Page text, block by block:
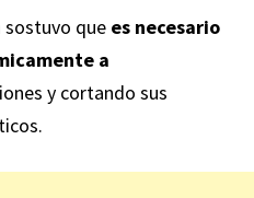
sostuvo que es necesario
a
y cortando sus